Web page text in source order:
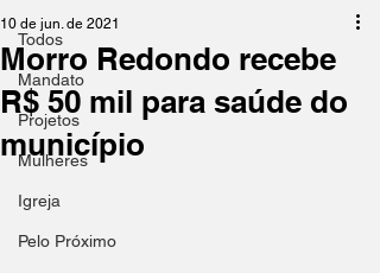
Todos
Mandato
Projetos
Mulheres
Igreja
Pelo Próximo
Morro Redondo recebe
R$ 50 mil para saúde do
município
10 de jun. de 2021